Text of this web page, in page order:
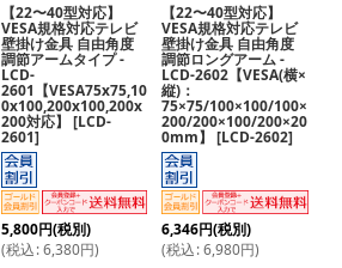
【22〜40型対応】
VESA規格対応テレビ
壁掛け金具 自由角度
調節アームタイプ -
LCD-
2601【VESA75x75,10
0x100,200x100,200x
200対応】
[LCD-
2601]
5,800円(税別)
(税込: 6,380円)
【22〜40型対応】
VESA規格対応テレビ
壁掛け金具 自由角度
調節ロングアーム -
LCD-2602【VESA(横×
縦)：
75×75/100×100/100×
200/200×100/200×20
0mm】
[LCD-2602]
6,346円(税別)
(税込: 6,980円)